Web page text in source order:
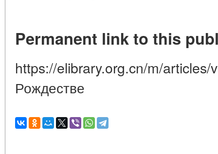
Permanent link to this
https://elibrary.org.cn/m/articles/
Рождестве